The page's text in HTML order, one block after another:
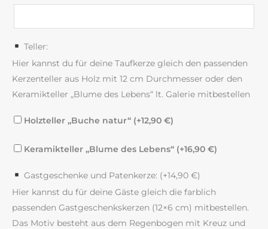
Teller:
Hier kannst du für deine Taufkerze gleich den passenden
Kerzenteller aus Holz mit 12 cm Durchmesser oder den
Keramikteller „Blume des Lebens“ lt. Galerie mitbestellen
Holzteller „Buche natur“ (+12,90 €)
Keramikteller „Blume des Lebens“ (+16,90 €)
Gastgeschenke und Patenkerze: (+14,90 €)
Hier kannst du für deine Gäste gleich die farblich
passenden Gastgeschenkskerzen (12×6 cm) mitbestellen.
Das Motiv besteht aus dem Regenbogen mit Kreuz und